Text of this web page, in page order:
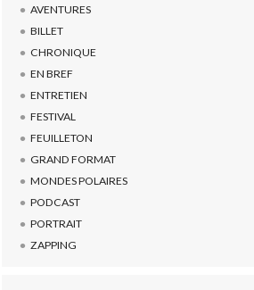
AVENTURES
BILLET
CHRONIQUE
EN BREF
ENTRETIEN
FESTIVAL
FEUILLETON
GRAND FORMAT
MONDES POLAIRES
PODCAST
PORTRAIT
ZAPPING